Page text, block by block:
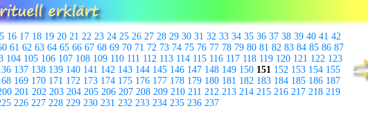
16 17 18 19 20 21 22 23 24 25 26 27 28 29 30 31 32 33 34 35 36 37 38 39 40 41 42
61 62 63 64 65 66 67 68 69 70 71 72 73 74 75 76 77 78 79 80 81 82 83 84 85 86 87
104 105 106 107 108 109 110 111 112 113 114 115 116 117 118 119 120 121 122 123
137 138 139 140 141 142 143 144 145 146 147 148 149 150 151 152 153 154 155
169 170 171 172 173 174 175 176 177 178 179 180 181 182 183 184 185 186 187
201 202 203 204 205 206 207 208 209 210 211 212 213 214 215 216 217 218 219
226 227 228 229 230 231 232 233 234 235 236 237